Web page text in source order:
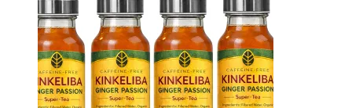
$90.00.$75.00.